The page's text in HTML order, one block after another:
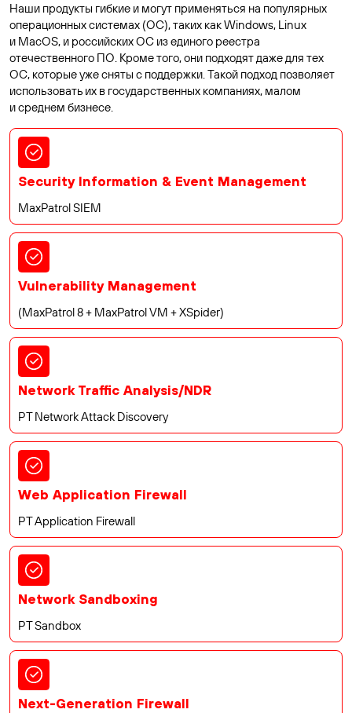
Наши продукты гибкие и могут применяться на популярных
операционных системах (ОС), таких как Windows, Linux
и MacOS, и российских ОС из единого реестра
отечественного ПО. Кроме того, они подходят даже для тех
ОС, которые уже сняты с поддержки. Такой подход позволяет
использовать их в государственных компаниях, малом
и среднем бизнесе.
Security Information & Event Management
MaxPatrol SIEM
Vulnerability Management
(MaxPatrol 8 + MaxPatrol VM + XSpider)
Network Traffic Analysis/NDR
PT Network Attack Discovery
Web Application Firewall
PT Application Firewall
Network Sandboxing
PT Sandbox
Next-Generation Firewall